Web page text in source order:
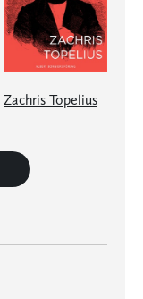
Zachris Topelius